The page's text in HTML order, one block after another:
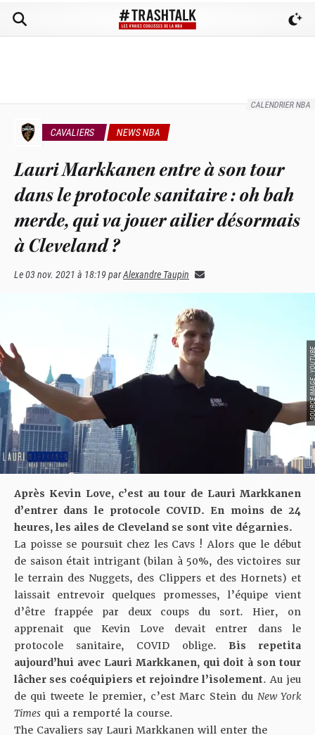
CALENDRIER NBA
CAVALIERS NEWS NBA
Lauri Markkanen entre à son tour
dans le protocole sanitaire : oh bah
merde, qui va jouer ailier désormais
à Cleveland ?
Le03 nov. 2021 à 18:19parAlexandre Taupin
SOURCE
Après Kevin Love, c’est au tour de Lauri Markkanen
d’entrer dans le protocole COVID. En moins de 24
heures, les ailes de Cleveland se sont vite dégarnies.
La poisse se poursuit chez les Cavs ! Alors que le début
de saison était intrigant (bilan à 50%, des victoires sur
le terrain des Nuggets, des Clippers et des Hornets) et
laissait entrevoir quelques promesses, l’équipe vient
d’être frappée par deux coups du sort. Hier, on
apprenait que Kevin Love devait entrer dans le
protocole sanitaire, COVID oblige. Bis repetita
aujourd’hui avec Lauri Markkanen, qui doit à son tour
lâcher ses coéquipiers et rejoindre l’isolement. Au jeu
de qui tweete le premier, c’est Marc Stein du New York
Times qui a remporté la course.
The Cavaliers say Lauri Markkanen will enter the